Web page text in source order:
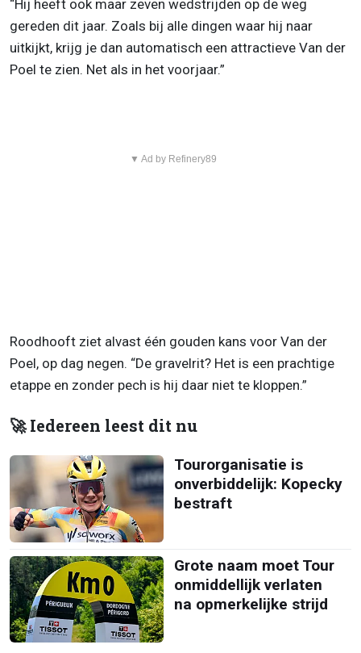
“Hij heeft ook maar zeven wedstrijden op de weg
gereden dit jaar. Zoals bij alle dingen waar hij naar
uitkijkt, krijg je dan automatisch een attractieve Van der
Poel te zien. Net als in het voorjaar.”
▼ Ad by Refinery89
Roodhooft ziet alvast één gouden kans voor Van der
Poel, op dag negen. “De gravelrit? Het is een prachtige
etappe en zonder pech is hij daar niet te kloppen.”
🚀 Iedereen leest dit nu
Tourorganisatie is
onverbiddelijk: Kopecky
bestraft
Grote naam moet Tour
onmiddellijk verlaten
na opmerkelijke strijd